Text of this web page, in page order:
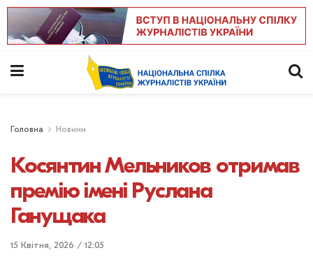
Головна Новини
Косянтин Мельников отримав
премію імені Руслана
Ганущака
15 Квітня, 2026 / 12:05